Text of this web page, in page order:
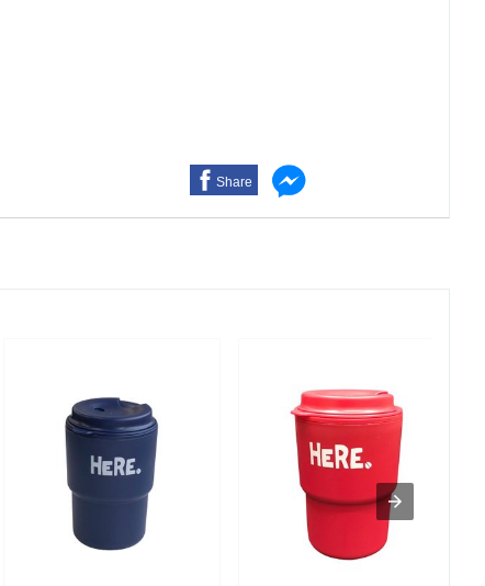
Share